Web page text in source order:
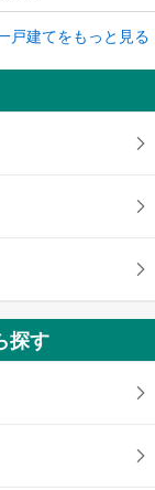
目
戸建てをもっと見る
探す